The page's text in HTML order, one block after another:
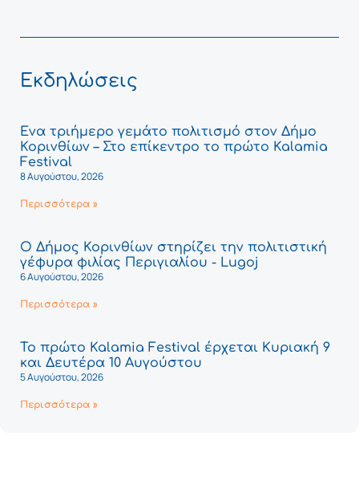
Εκδηλώσεις
Ένα τριήμερο γεμάτο πολιτισμό στον Δήμο
Κορινθίων – Στο επίκεντρο το πρώτο Kalamia
Festival
8 Αυγούστου, 2026
Περισσότερα »
Ο Δήμος Κορινθίων στηρίζει την πολιτιστική
γέφυρα φιλίας Περιγιαλίου - Lugoj
6 Αυγούστου, 2026
Περισσότερα »
Το πρώτο Kalamia Festival έρχεται Κυριακή 9
και Δευτέρα 10 Αυγούστου
5 Αυγούστου, 2026
Περισσότερα »